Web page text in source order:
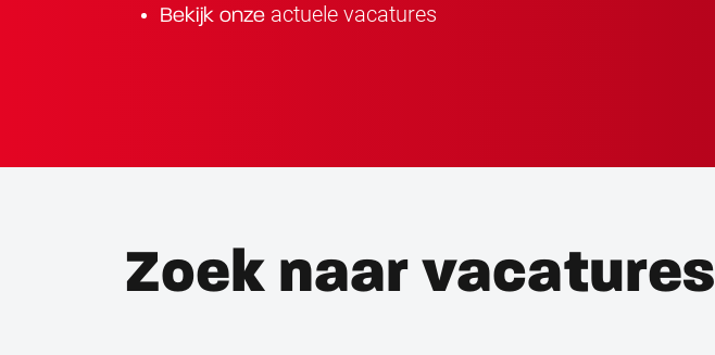
Bekijk onze actuele vacatures
Zoek naar vacatures